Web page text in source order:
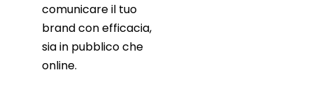
comunicare il tuo
brand con efficacia,
sia in pubblico che
online.